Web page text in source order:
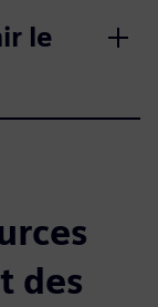
le
des